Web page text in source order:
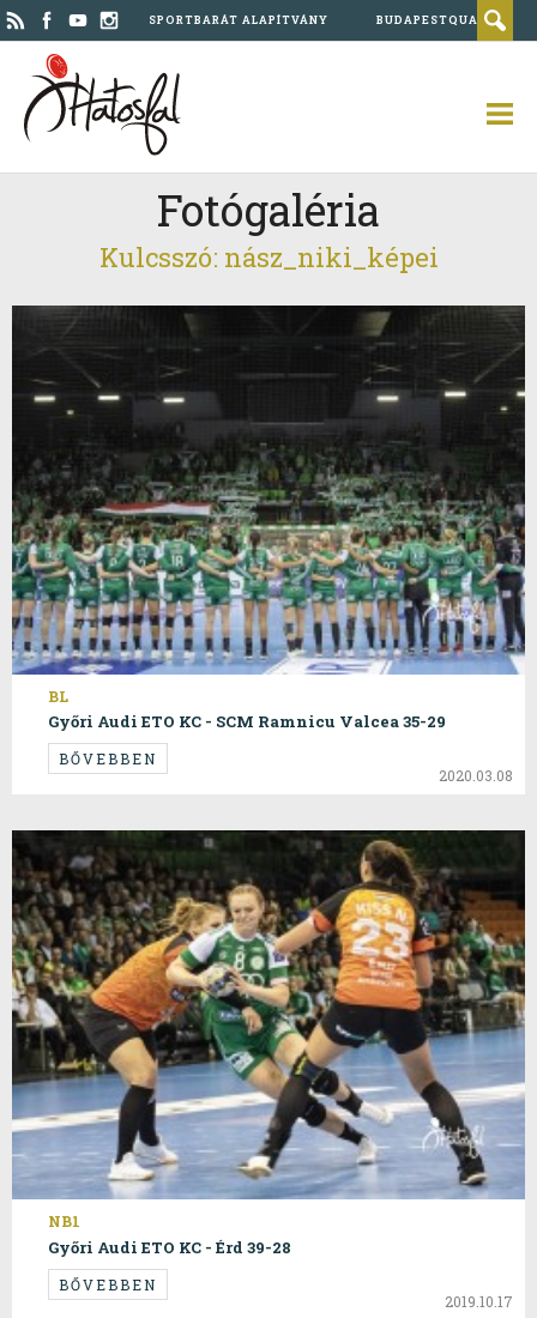
SPORTBARÁT ALAPÍTVÁNY BUDAPESTQUAD
Fotógaléria
Kulcsszó: nász_niki_képei
BL
Győri Audi ETO KC - SCM Ramnicu Valcea 35-29
BŐVEBBEN
2020.03.08
NB1
Győri Audi ETO KC - Érd 39-28
BŐVEBBEN
2019.10.17